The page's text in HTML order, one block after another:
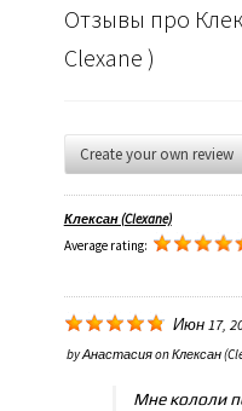
Отзывы про
Clexane )
Create your own review
Клексан (Clexane)
Average rating:
Июн 17,
byАнастасияonКлексан
Мне кололи